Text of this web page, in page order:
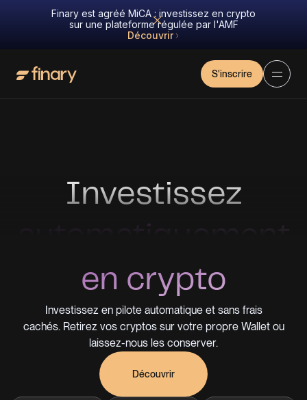
Finary est agréé MiCA : investissez en crypto
sur une plateforme régulée par l'AMF
Découvrir
S'inscrire
Investissez
automatiquement
en crypto
Investissez en pilote automatique et sans frais
cachés. Retirez vos cryptos sur votre propre Wallet ou
laissez-nous les conserver.
Découvrir